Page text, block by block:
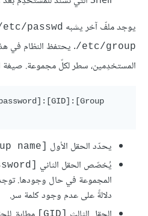
يوجد ملفّ آخر يشبه etc/passwd/
etc/group/
. يحتفظ النظام في
المستخدِمين، سطر لكلّ مجموعة. صيغة
يحدّد الحقل الأول
يُخصّص الحقل الثاني
المجموعة في حال وجودها. توجد
دلالةً على عدم وجود كلمة سر.